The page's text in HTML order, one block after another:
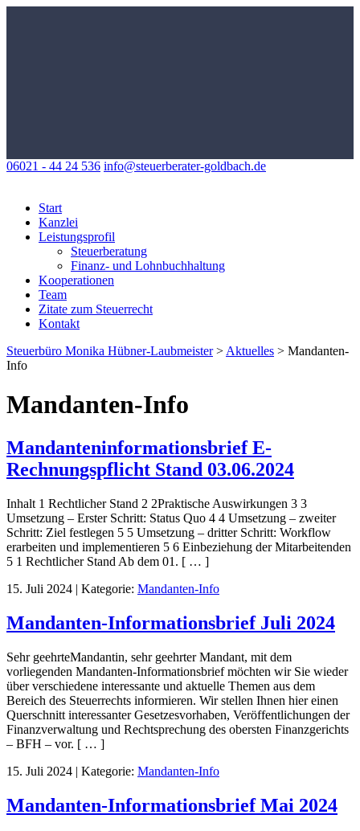
06021 - 44 24 536 info@steuerberater-goldbach.de
Start
Kanzlei
Leistungsprofil
Steuerberatung
Finanz- und Lohnbuchhaltung
Kooperationen
Team
Zitate zum Steuerrecht
Kontakt
Steuerbüro Monika Hübner-Laubmeister> Aktuelles > Mandanten-
Info
Mandanten-Info
Mandanteninformationsbrief E-
Rechnungspflicht Stand 03.06.2024
Inhalt 1 Rechtlicher Stand 2 2Praktische Auswirkungen 3 3
Umsetzung – Erster Schritt: Status Quo 4 4 Umsetzung – zweiter
Schritt: Ziel festlegen 5 5 Umsetzung – dritter Schritt: Workflow
erarbeiten und implementieren 5 6 Einbeziehung der Mitarbeitenden
5 1 Rechtlicher Stand Ab dem 01. [ … ]
15. Juli 2024 | Kategorie: Mandanten-Info
Mandanten-Informationsbrief Juli 2024
Sehr geehrteMandantin, sehr geehrter Mandant, mit dem
vorliegenden Mandanten-Informationsbrief möchten wir Sie wieder
über verschiedene interessante und aktuelle Themen aus dem
Bereich des Steuerrechts informieren. Wir stellen Ihnen hier einen
Querschnitt interessanter Gesetzesvorhaben, Veröffentlichungen der
Finanzverwaltung und Rechtsprechung des obersten Finanzgerichts
– BFH – vor. [ … ]
15. Juli 2024 | Kategorie: Mandanten-Info
Mandanten-Informationsbrief Mai 2024